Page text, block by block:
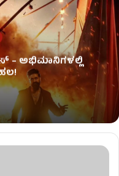
– ಅಭಿಮಾನಿಗಳಲ್ಲಿ